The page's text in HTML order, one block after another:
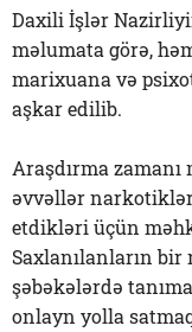
Daxili İşlər
məlumata görə,
marixuana və
aşkar edilib.
Araşdırma
əvvəllər
etdikləri üçün
Saxlanılanların
şəbəkələrdə
onlayn yolla